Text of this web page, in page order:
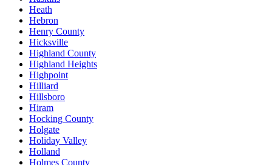
Heath
Hebron
Henry County
Hicksville
Highland County
Highland Heights
Highpoint
Hilliard
Hillsboro
Hiram
Hocking County
Holgate
Holiday Valley
Holland
Holmes County